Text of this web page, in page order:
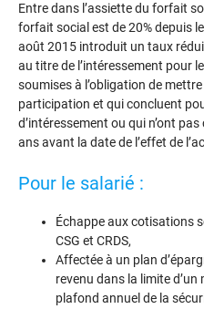
Entre dans l’assiette du forfait
forfait social est de 20% depuis
août 2015 introduit un taux
au titre de l’intéressement pour
soumises à l’obligation de
participation et qui concluent
d’intéressement ou qui n’ont
ans avant la date de l’effet de
Pour le salarié :
Échappe aux cotisations
CSG et CRDS,
Affectée à un plan
revenu dans la limite
plafond annuel de la